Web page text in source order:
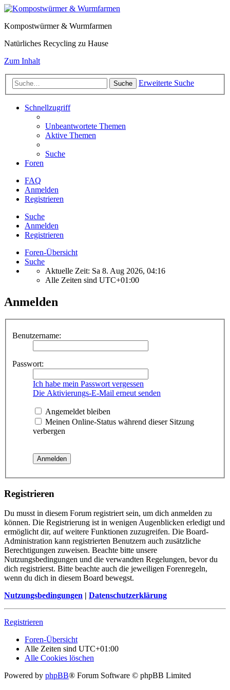
Kompostwürmer & Wurmfarmen
Natürliches Recycling zu Hause
Zum Inhalt
Suche Erweiterte Suche
Schnellzugriff
Unbeantwortete Themen
Aktive Themen
Suche
Foren
FAQ
Anmelden
Registrieren
Suche
Anmelden
Registrieren
Foren-Übersicht
Suche
Aktuelle Zeit: Sa 8. Aug 2026, 04:16
Alle Zeiten sind UTC+01:00
Anmelden
Benutzername:
Passwort:
Ich habe mein Passwort vergessen
Die Aktivierungs-E-Mail erneut senden
Angemeldet bleiben
Meinen Online-Status während dieser Sitzung
verbergen
Registrieren
Du musst in diesem Forum registriert sein, um dich anmelden zu
können. Die Registrierung ist in wenigen Augenblicken erledigt und
ermöglicht dir, auf weitere Funktionen zuzugreifen. Die Board-
Administration kann registrierten Benutzern auch zusätzliche
Berechtigungen zuweisen. Beachte bitte unsere
Nutzungsbedingungen und die verwandten Regelungen, bevor du
dich registrierst. Bitte beachte auch die jeweiligen Forenregeln,
wenn du dich in diesem Board bewegst.
Nutzungsbedingungen | Datenschutzerklärung
Registrieren
Foren-Übersicht
Alle Zeiten sind UTC+01:00
Alle Cookies löschen
Powered by phpBB® Forum Software © phpBB Limited